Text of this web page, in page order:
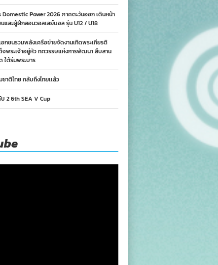
Domestic Power 2026 ภาคตะวันออก เดินหน้า
และผู้ฝึกสอนวอลเลย์บอล รุ่น U12 / U18
กชนรวมพลังเครือข่ายจัดงานเทิดพระเกียรติ
จพระเจ้าอยู่หัว ทศวรรษแห่งการพัฒนา สืบสาน
ใต้ร่มพระบาร
าติไทย กลับถึงไทยเเล้ว
2 6th SEA V Cup